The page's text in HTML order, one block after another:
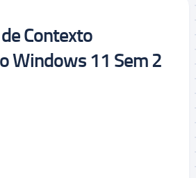
Contexto
Windows 11 Sem 2